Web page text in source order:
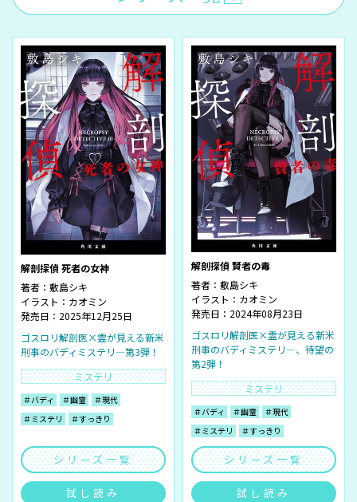
解剖探偵 死者の女神
著者： 敷島シキ
イラスト： カオミン
発売日：2025年12月25日
ゴスロリ解剖医×霊が見える新米
刑事のバディミステリ―第3弾！
ミステリ
＃バディ ＃幽霊
＃現代
＃ミステリ
＃すっきり
シリーズ一覧
試し読み
解剖探偵 賢者の毒
著者： 敷島シキ
イラスト： カオミン
発売日：2024年08月23日
ゴスロリ解剖医×霊が見える新米
刑事のバディミステリ―、待望の
第2弾！
ミステリ
＃バディ ＃幽霊
＃現代
＃ミステリ
＃すっきり
シリーズ一覧
試し読み